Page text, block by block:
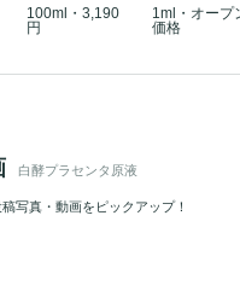
100ml・3,190
円
1ml・オープ
価格
白酵プラセンタ原液
写真・動画をピックアップ！